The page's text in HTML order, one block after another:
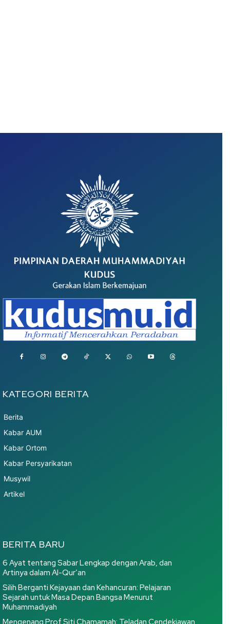
KATEGORI BERITA
Berita
Kabar AUM
Kabar Ortom
Kabar Persyarikatan
Musywil
Artikel
BERITA BARU
6 Ayat tentang Sabar Lengkap dengan Arab, dan
Artinya dalam Al-Qur’an
Silih Berganti Kejayaan dan Kehancuran: Pelajaran
Sejarah untuk Masa Depan Bangsa Menurut
Muhammadiyah